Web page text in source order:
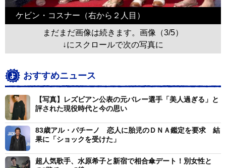
ケビン・コスナー（右から２人目）
まだまだ画像は続きます。画像（3/5）
↓にスクロールで次の写真に
おすすめニュース
【写真】レズビアン公表の元バレー選手「美人過ぎる」と
評された現役時代と今の思い
83歳アル・パチーノ 恋人に胎児のＤＮＡ鑑定を要求 結
果に「ショックを受けた」
超人気歌手、水原希子と新宿で相合傘デート！別女性と